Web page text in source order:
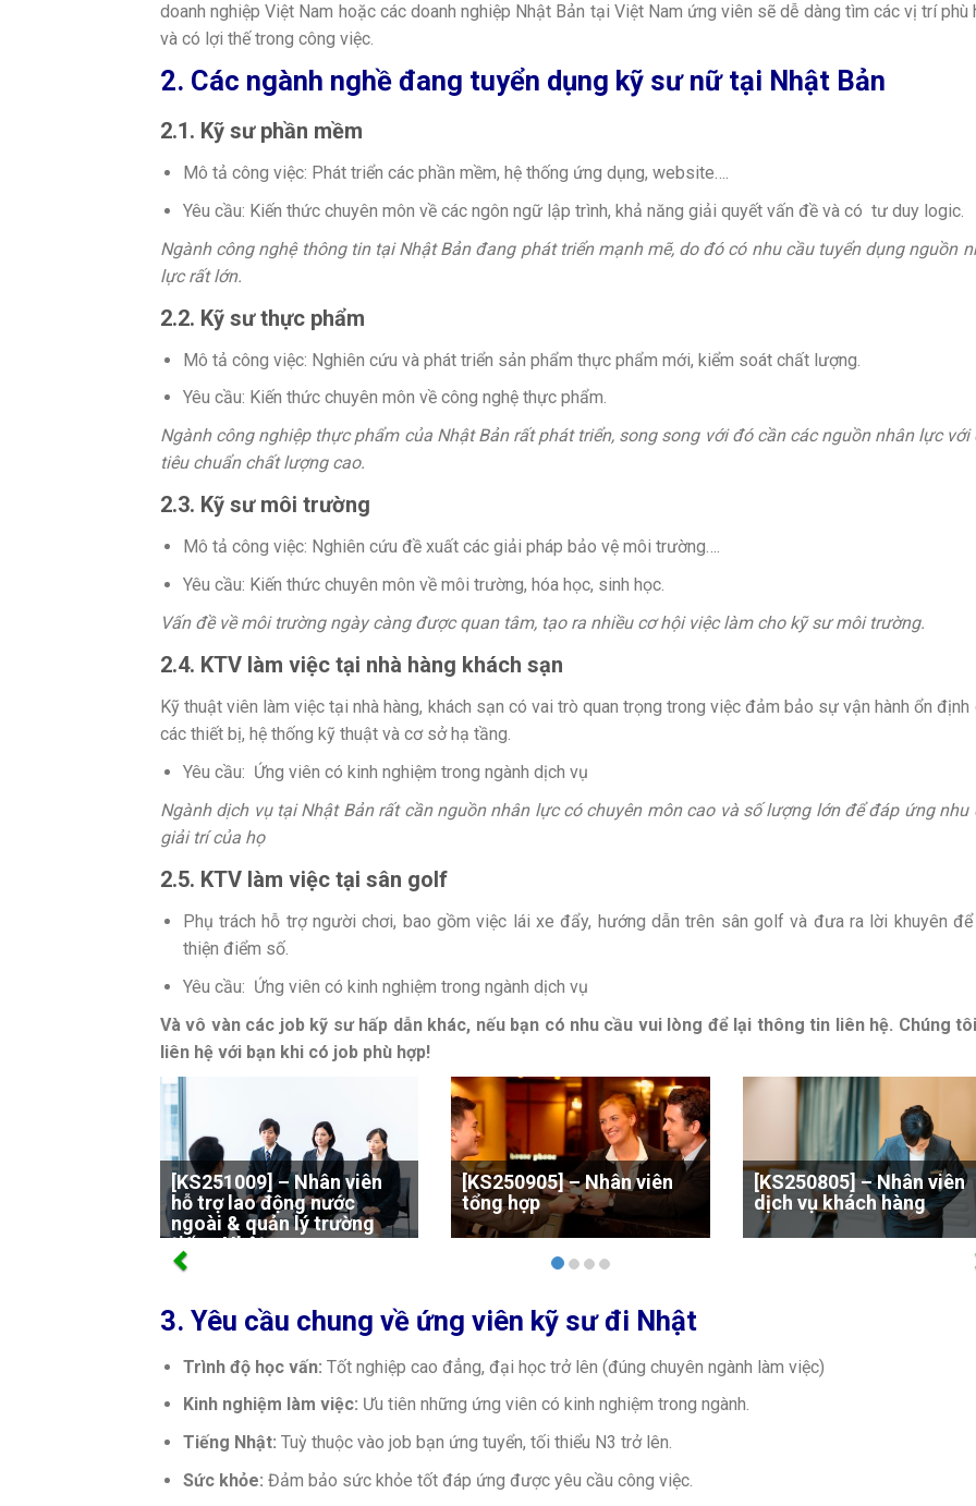
doanh nghiệp Việt Nam hoặc các doanh nghiệp Nhật Bản tại Việt Nam ứng viên sẽ dễ dàng tìm các vị trí phù
và có lợi thế trong công việc.
2. Các ngành nghề đang tuyển dụng kỹ sư nữ tại Nhật Bản
2.1. Kỹ sư phần mềm
Mô tả công việc: Phát triển các phần mềm, hệ thống ứng dụng, website….
Yêu cầu: Kiến thức chuyên môn về các ngôn ngữ lập trình, khả năng giải quyết vấn đề và có tư duy logic.
Ngành công nghệ thông tin tại Nhật Bản đang phát triển mạnh mẽ, do đó có nhu cầu tuyển dụng nguồn
lực rất lớn.
2.2. Kỹ sư thực phẩm
Mô tả công việc: Nghiên cứu và phát triển sản phẩm thực phẩm mới, kiểm soát chất lượng.
Yêu cầu: Kiến thức chuyên môn về công nghệ thực phẩm.
Ngành công nghiệp thực phẩm của Nhật Bản rất phát triển, song song với đó cần các nguồn nhân lực với
tiêu chuẩn chất lượng cao.
2.3. Kỹ sư môi trường
Mô tả công việc: Nghiên cứu đề xuất các giải pháp bảo vệ môi trường….
Yêu cầu: Kiến thức chuyên môn về môi trường, hóa học, sinh học.
Vấn đề về môi trường ngày càng được quan tâm, tạo ra nhiều cơ hội việc làm cho kỹ sư môi trường.
2.4. KTV làm việc tại nhà hàng khách sạn
Kỹ thuật viên làm việc tại nhà hàng, khách sạn có vai trò quan trọng trong việc đảm bảo sự vận hành ổn định
các thiết bị, hệ thống kỹ thuật và cơ sở hạ tầng.
Yêu cầu: Ứng viên có kinh nghiệm trong ngành dịch vụ
Ngành dịch vụ tại Nhật Bản rất cần nguồn nhân lực có chuyên môn cao và số lượng lớn để đáp ứng nhu
giải trí của họ
2.5. KTV làm việc tại sân golf
Phụ trách hỗ trợ người chơi, bao gồm việc lái xe đẩy, hướng dẫn trên sân golf và đưa ra lời khuyên
thiện điểm số.
Yêu cầu: Ứng viên có kinh nghiệm trong ngành dịch vụ
Và vô vàn các job kỹ sư hấp dẫn khác, nếu bạn có nhu cầu vui lòng để lại thông tin liên hệ. Chúng
liên hệ với bạn khi có job phù hợp!
[KS251009] – Nhân viên
hỗ trợ lao động nước
ngoài & quản lý trường
tiếng Nhật
[KS250905] – Nhân viên
tổng hợp
[KS250805] – Nhân viên
dịch vụ khách hàng
3. Yêu cầu chung về ứng viên kỹ sư đi Nhật
Trình độ học vấn: Tốt nghiệp cao đẳng, đại học trở lên (đúng chuyên ngành làm việc)
Kinh nghiệm làm việc: Ưu tiên những ứng viên có kinh nghiệm trong ngành.
Tiếng Nhật: Tuỳ thuộc vào job bạn ứng tuyển, tối thiểu N3 trở lên.
Sức khỏe: Đảm bảo sức khỏe tốt đáp ứng được yêu cầu công việc.